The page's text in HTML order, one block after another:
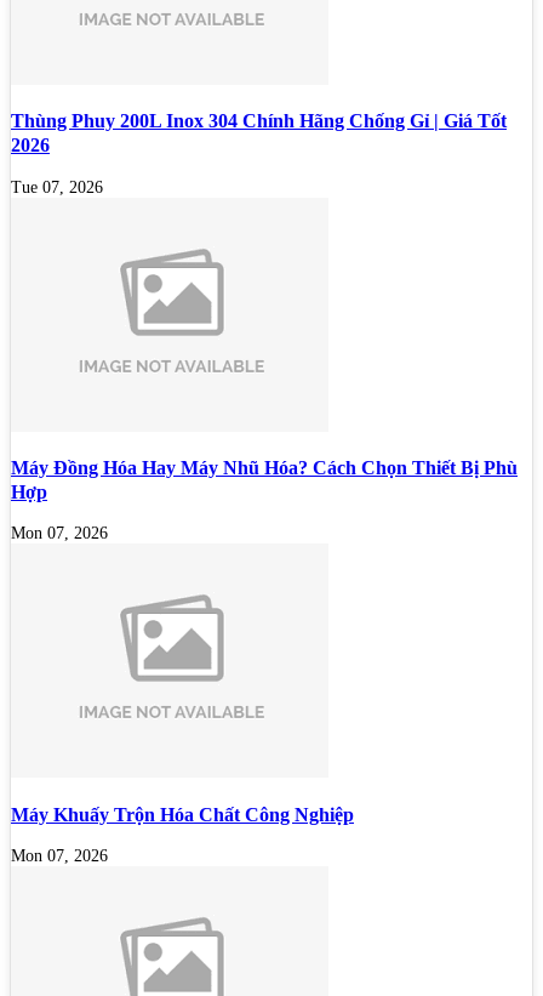
Thùng Phuy 200L Inox 304 Chính Hãng Chống Gỉ | Giá Tốt
2026
Tue 07, 2026
Máy Đồng Hóa Hay Máy Nhũ Hóa? Cách Chọn Thiết Bị Phù
Hợp
Mon 07, 2026
Máy Khuấy Trộn Hóa Chất Công Nghiệp
Mon 07, 2026